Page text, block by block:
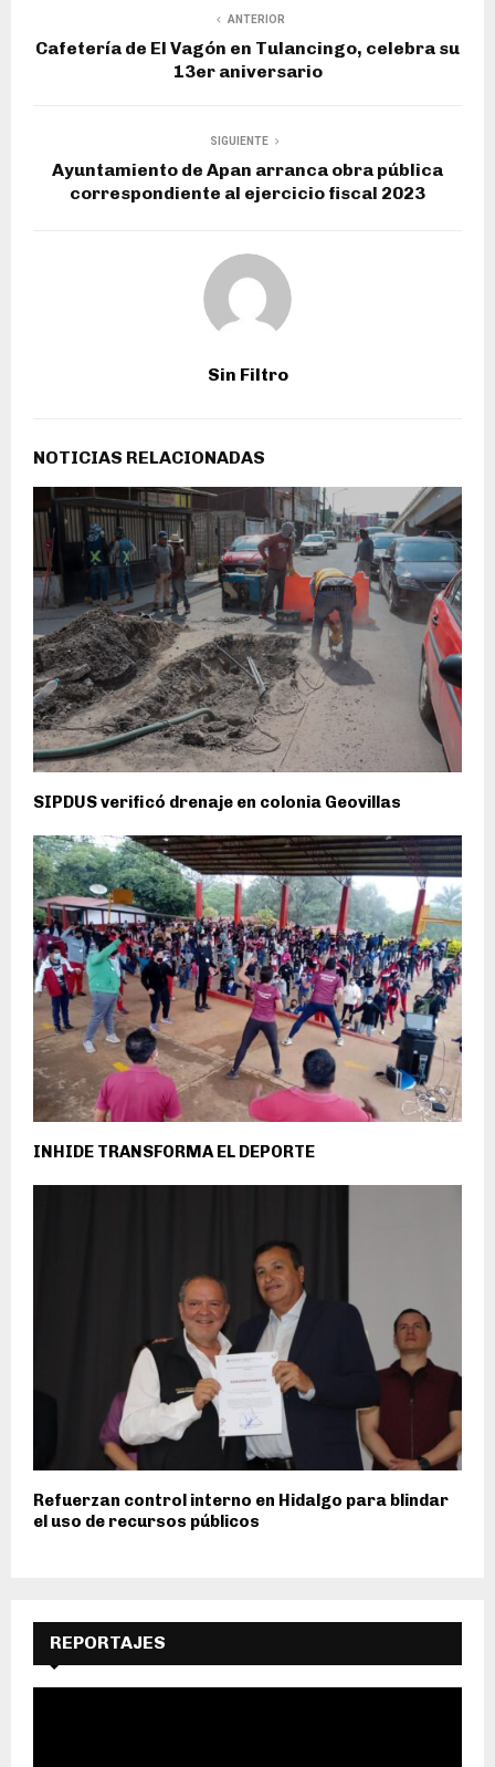
ANTERIOR
Cafetería de El Vagón en Tulancingo, celebra su
13er aniversario
SIGUIENTE
Ayuntamiento de Apan arranca obra pública
correspondiente al ejercicio fiscal 2023
Sin Filtro
NOTICIAS RELACIONADAS
SIPDUS verificó drenaje en colonia Geovillas
INHIDE TRANSFORMA EL DEPORTE
Refuerzan control interno en Hidalgo para blindar
el uso de recursos públicos
REPORTAJES